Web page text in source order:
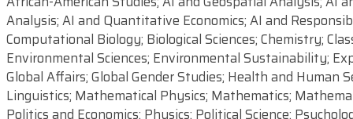
Analysis; AI and Quantitative Economics; AI and
Computational Biology; Biological Sciences; Chemistry;
Environmental Sciences; Environmental Sustainability;
Global Affairs; Global Gender Studies; Health and
Linguistics; Mathematical Physics; Mathematics;
Politics and Economics; Physics; Political Science;